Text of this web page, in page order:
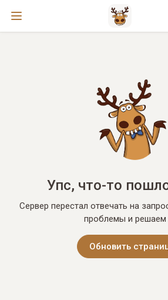
Упс, что-то
Сервер перестал отвечать на
проблемы и решаем
Обновить